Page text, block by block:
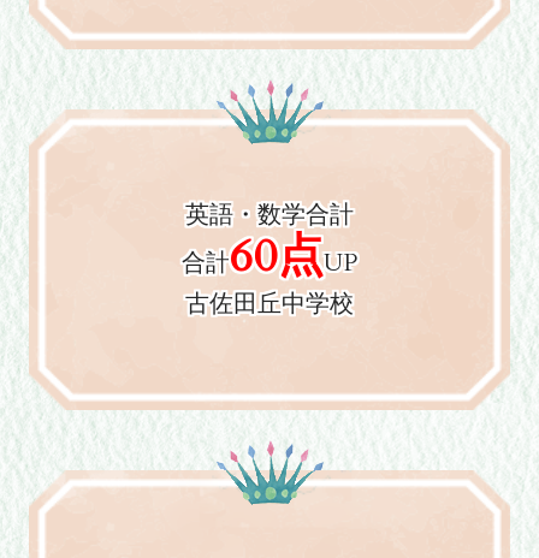
英語・数学合計
合計60点UP
古佐田丘中学校